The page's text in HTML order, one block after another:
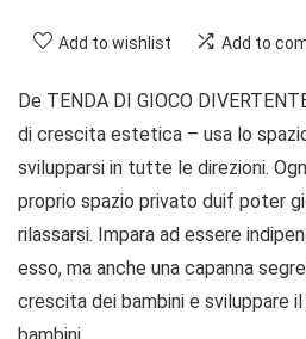
Add to wishlist Add to
De TENDA DI GIOCO
di crescita estetica – usa lo
svilupparsi in tutte le direzioni.
proprio spazio privato duif poter
rilassarsi. Impara ad essere
esso, ma anche una capanna
crescita dei bambini e sviluppare il
bambini.